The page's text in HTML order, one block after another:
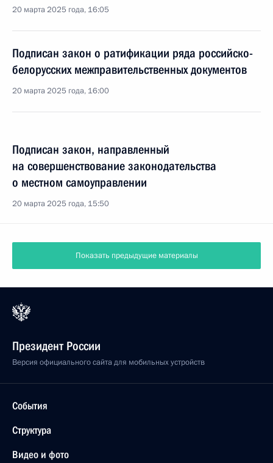
20 марта 2025 года, 16:05
Подписан закон о ратификации ряда российско-
белорусских межправительственных документов
20 марта 2025 года, 16:00
Подписан закон, направленный
на совершенствование законодательства
о местном самоуправлении
20 марта 2025 года, 15:50
Показать предыдущие материалы
Президент России
Версия официального сайта для мобильных устройств
События
Структура
Видео и фото